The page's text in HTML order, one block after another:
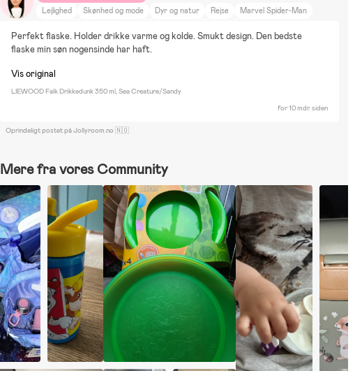
Lejlighed
Skønhed og mode Dyr og natur Rejse
Marvel Spider-Man
Byggesæt & LEGO
Cykling Puslespil Gaming
Perfekt flaske. Holder drikke varme og kolde. Smukt design. Den bedste
flaske min søn nogensinde har haft.
Vis original
LIEWOOD Falk Drikkedunk 350 ml, Sea Creature/Sandy
for 10 mdr. siden
Oprindeligt postet på Jollyroom.no 🇳🇴
Mere fra vores Community